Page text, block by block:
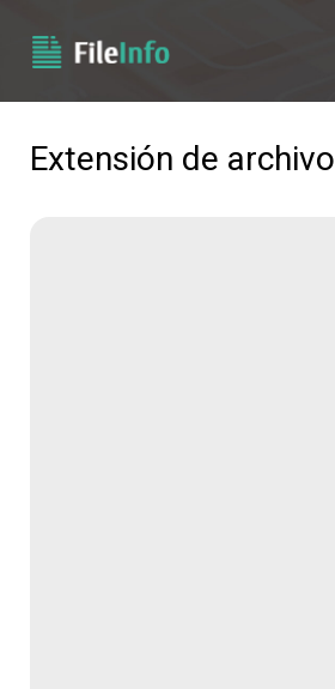
Extensión de archivo